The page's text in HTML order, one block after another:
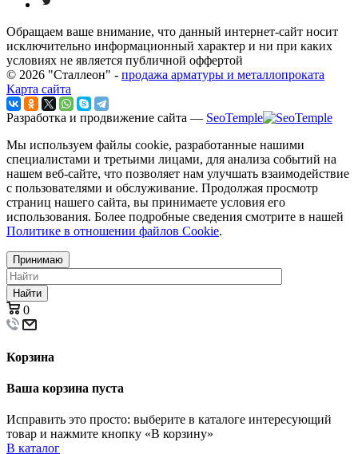
Обращаем ваше внимание, что данный интернет-сайт носит
исключительно информационный характер и ни при каких
условиях не является публичной оффертой
© 2026 "Сталлеон" - продажа арматуры и металлопроката
Карта сайта
Разработка и продвижение сайта — SeoTemple
Мы используем файлы cookie, разработанные нашими
специалистами и третьими лицами, для анализа событий на
нашем веб-сайте, что позволяет нам улучшать взаимодействие
с пользователями и обслуживание. Продолжая просмотр
страниц нашего сайта, вы принимаете условия его
использования. Более подробные сведения смотрите в нашей
Политике в отношении файлов Cookie.
Принимаю
Найти
0
Корзина
Ваша корзина пуста
Исправить это просто: выберите в каталоге интересующий
товар и нажмите кнопку «В корзину»
В каталог